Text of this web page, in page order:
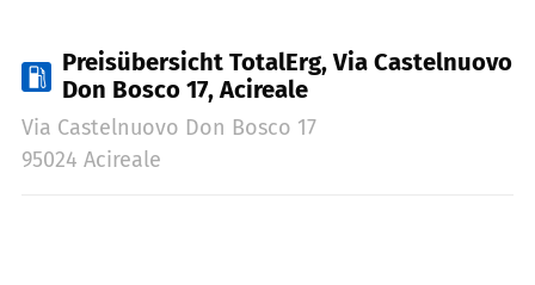
Preisübersicht TotalErg, Via Castelnuovo
Don Bosco 17, Acireale
Via Castelnuovo Don Bosco 17
95024 Acireale